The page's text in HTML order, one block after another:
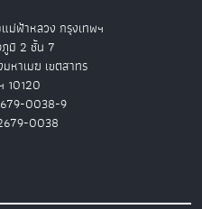
ม่ฟ้าหลวง กรุงเทพฯ
มิ 2 ชั้น 7
หาเมฆ เขตสาทร
10120
0038-9
0038